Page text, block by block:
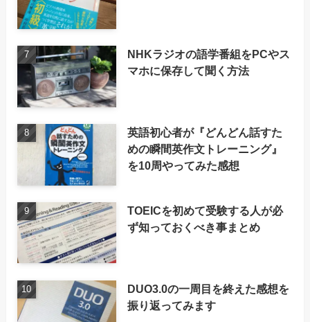
NHKラジオの語学番組をPCやス
マホに保存して聞く方法
英語初心者が『どんどん話すた
めの瞬間英作文トレーニング』
を10周やってみた感想
TOEICを初めて受験する人が必
ず知っておくべき事まとめ
DUO3.0の一周目を終えた感想を
振り返ってみます